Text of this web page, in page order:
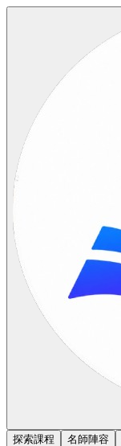
探索課程
名師陣容